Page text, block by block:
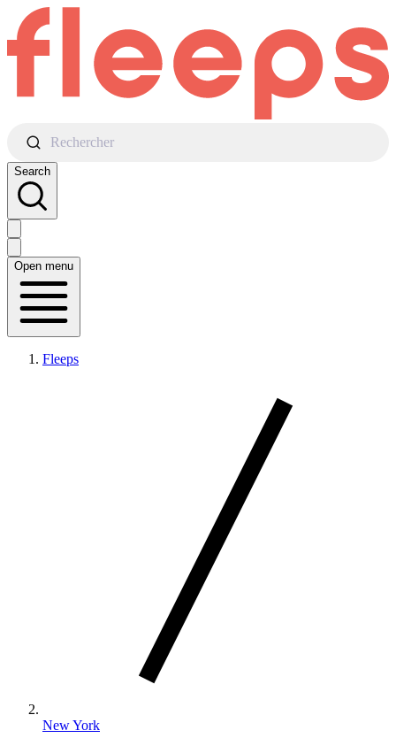
Rechercher
Search
Open menu
Fleeps
New York